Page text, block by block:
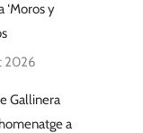
‘Moros y
2026
Gallinera
a